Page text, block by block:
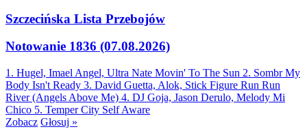
Szczecińska Lista Przebojów
Notowanie 1836 (07.08.2026)
1. Hugel, Imael Angel, Ultra Nate Movin' To The Sun 2. Sombr My
Body Isn't Ready 3. David Guetta, Alok, Stick Figure Run Run
River (Angels Above Me) 4. DJ Goja, Jason Derulo, Melody Mi
Chico 5. Temper City Self Aware
Zobacz Głosuj »